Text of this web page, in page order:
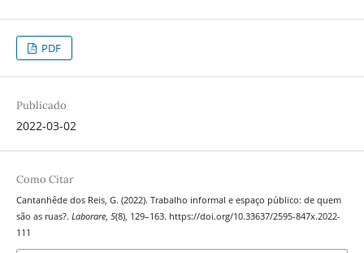
PDF
Publicado
2022-03-02
Como Citar
Cantanhêde dos Reis, G. (2022). Trabalho informal e espaço público: de quem
são as ruas?. Laborare, 5(8), 129–163. https://doi.org/10.33637/2595-847x.2022-
111